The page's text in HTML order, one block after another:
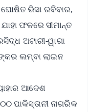
ଭିସା ରବିବାର,
ଫଳରେ ସୀମାନ୍ତ
ଅଟାରୀ-ୱାଗା
ଲମ୍ବା ଲାଇନ
ଆଦେଶ
ପାକିସ୍ତାନୀ ନାଗରିକ